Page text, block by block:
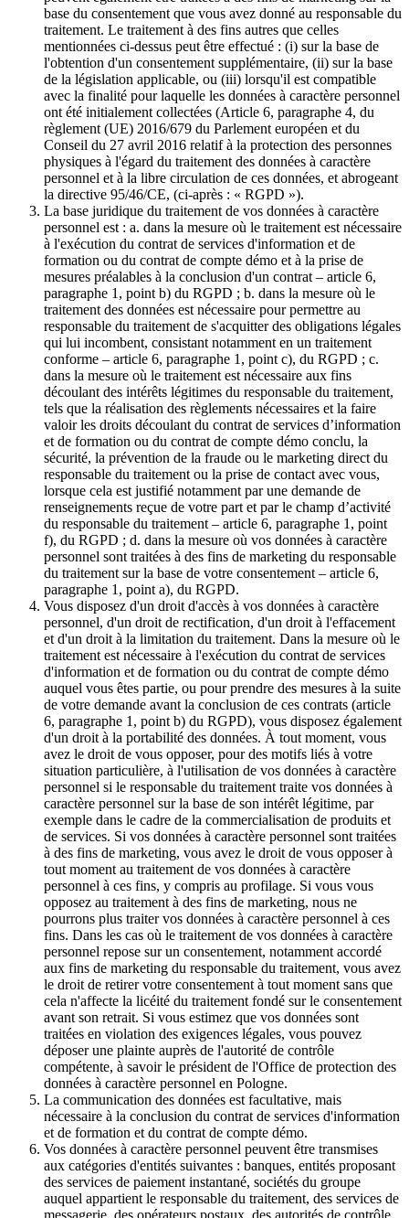
base du consentement que vous avez donné au responsable du
traitement. Le traitement à des fins autres que celles
mentionnées ci-dessus peut être effectué : (i) sur la base de
l'obtention d'un consentement supplémentaire, (ii) sur la base
de la législation applicable, ou (iii) lorsqu'il est compatible
avec la finalité pour laquelle les données à caractère personnel
ont été initialement collectées (Article 6, paragraphe 4, du
règlement (UE) 2016/679 du Parlement européen et du
Conseil du 27 avril 2016 relatif à la protection des personnes
physiques à l'égard du traitement des données à caractère
personnel et à la libre circulation de ces données, et abrogeant
la directive 95/46/CE, (ci-après : « RGPD »).
La base juridique du traitement de vos données à caractère
personnel est : a. dans la mesure où le traitement est nécessaire
à l'exécution du contrat de services d'information et de
formation ou du contrat de compte démo et à la prise de
mesures préalables à la conclusion d'un contrat – article 6,
paragraphe 1, point b) du RGPD ; b. dans la mesure où le
traitement des données est nécessaire pour permettre au
responsable du traitement de s'acquitter des obligations légales
qui lui incombent, consistant notamment en un traitement
conforme – article 6, paragraphe 1, point c), du RGPD ; c.
dans la mesure où le traitement est nécessaire aux fins
découlant des intérêts légitimes du responsable du traitement,
tels que la réalisation des règlements nécessaires et la faire
valoir les droits découlant du contrat de services d’information
et de formation ou du contrat de compte démo conclu, la
sécurité, la prévention de la fraude ou le marketing direct du
responsable du traitement ou la prise de contact avec vous,
lorsque cela est justifié notamment par une demande de
renseignements reçue de votre part et par le champ d’activité
du responsable du traitement – article 6, paragraphe 1, point
f), du RGPD ; d. dans la mesure où vos données à caractère
personnel sont traitées à des fins de marketing du responsable
du traitement sur la base de votre consentement – article 6,
paragraphe 1, point a), du RGPD.
Vous disposez d'un droit d'accès à vos données à caractère
personnel, d'un droit de rectification, d'un droit à l'effacement
et d'un droit à la limitation du traitement. Dans la mesure où le
traitement est nécessaire à l'exécution du contrat de services
d'information et de formation ou du contrat de compte démo
auquel vous êtes partie, ou pour prendre des mesures à la suite
de votre demande avant la conclusion de ces contrats (article
6, paragraphe 1, point b) du RGPD), vous disposez également
d'un droit à la portabilité des données. À tout moment, vous
avez le droit de vous opposer, pour des motifs liés à votre
situation particulière, à l'utilisation de vos données à caractère
personnel si le responsable du traitement traite vos données à
caractère personnel sur la base de son intérêt légitime, par
exemple dans le cadre de la commercialisation de produits et
de services. Si vos données à caractère personnel sont traitées
à des fins de marketing, vous avez le droit de vous opposer à
tout moment au traitement de vos données à caractère
personnel à ces fins, y compris au profilage. Si vous vous
opposez au traitement à des fins de marketing, nous ne
pourrons plus traiter vos données à caractère personnel à ces
fins. Dans les cas où le traitement de vos données à caractère
personnel repose sur un consentement, notamment accordé
aux fins de marketing du responsable du traitement, vous avez
le droit de retirer votre consentement à tout moment sans que
cela n'affecte la licéité du traitement fondé sur le consentement
avant son retrait. Si vous estimez que vos données sont
traitées en violation des exigences légales, vous pouvez
déposer une plainte auprès de l'autorité de contrôle
compétente, à savoir le président de l'Office de protection des
données à caractère personnel en Pologne.
La communication des données est facultative, mais
nécessaire à la conclusion du contrat de services d'information
et de formation et du contrat de compte démo.
Vos données à caractère personnel peuvent être transmises
aux catégories d'entités suivantes : banques, entités proposant
des services de paiement instantané, sociétés du groupe
auquel appartient le responsable du traitement, des services de
messagerie, des opérateurs postaux, des autorités de contrôle,